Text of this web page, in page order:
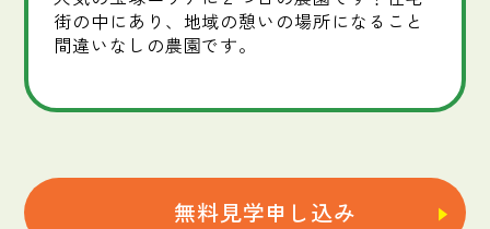
街の中にあり、地域の憩いの場所になること
間違いなしの農園です。
無料見学申し込み